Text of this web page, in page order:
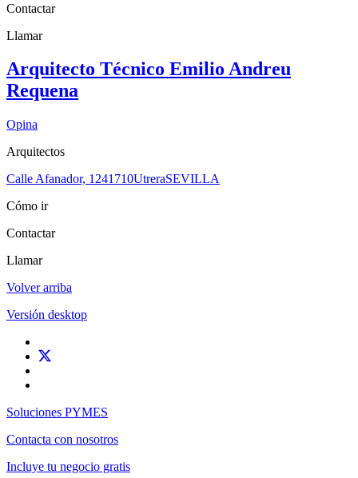
Contactar
Llamar
Arquitecto Técnico Emilio Andreu
Requena
Opina
Arquitectos
Calle Afanador, 1241710UtreraSEVILLA
Cómo ir
Contactar
Llamar
Volver arriba
Versión desktop
Soluciones PYMES
Contacta con nosotros
Incluye tu negocio gratis